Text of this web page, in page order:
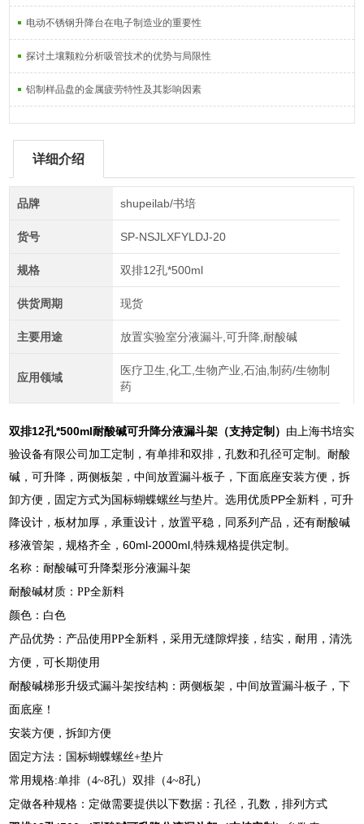
电动不锈钢升降台在电子制造业的重要性
探讨土壤颗粒分析吸管技术的优势与局限性
铝制样品盘的金属疲劳特性及其影响因素
详细介绍
品牌 shupeilab/书培
货号 SP-NSJLXFYLDJ-20
规格 双排12孔*500ml
供货周期 现货
主要用途 放置实验室分液漏斗,可升降,耐酸碱
应用领域
医疗卫生,化工,生物产业,石油,制药/生物制
药
双排12孔*500ml耐酸碱可升降分液漏斗架（支持定制） 由上海书培实
验设备有限公司加工定制，有单排和双排，孔数和孔径可定制。耐酸
碱，可升降，两侧板架，中间放置漏斗板子，下面底座安装方便，拆
卸方便，固定方式为国标蝴蝶螺丝与垫片。选用优质PP全新料，可升
降设计，板材加厚，承重设计，放置平稳，同系列产品，还有耐酸碱
移液管架，规格齐全，60ml-2000ml,特殊规格提供定制。
名称：耐酸碱可升降梨形分液漏斗架
耐酸碱材质：PP全新料
颜色：白色
产品优势：产品使用PP全新料，采用无缝隙焊接，结实，耐用，清洗
方便，可长期使用
耐酸碱梯形升级式漏斗架按结构：两侧板架，中间放置漏斗板子，下
面底座！
安装方便，拆卸方便
固定方法：国标蝴蝶螺丝+垫片
常用规格:单排（4~8孔）双排（4~8孔）
定做各种规格：定做需要提供以下数据：孔径，孔数，排列方式